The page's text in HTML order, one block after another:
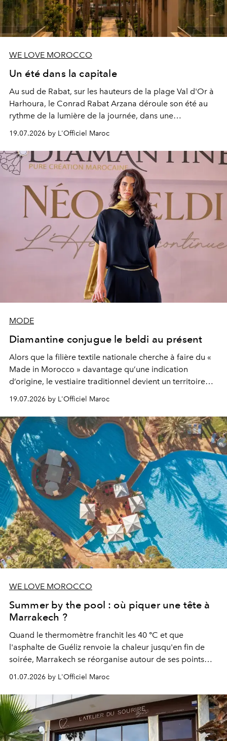
WE LOVE MOROCCO
Un été dans la capitale
Au sud de Rabat, sur les hauteurs de la plage Val d'Or à
Harhoura, le Conrad Rabat Arzana déroule son été au
rythme de la lumière de la journée, dans une
programmation pensée comme une succession de
rendez-vous avec l’océan.
19.07.2026 by L'Officiel Maroc
MODE
Diamantine conjugue le beldi au présent
Alors que la filière textile nationale cherche à faire du «
Made in Morocco » davantage qu’une indication
d’origine, le vestiaire traditionnel devient un territoire
d’expérimentation. Avec Néo Beldi, Diamantine en
révise les proportions et les usages pour l’inscrire dans
le quotidien contemporain, sans effacer la culture du
vêtement dont il procède.
19.07.2026 by L'Officiel Maroc
WE LOVE MOROCCO
Summer by the pool : où piquer une tête à
Marrakech ?
Quand le thermomètre franchit les 40 °C et que
l'asphalte de Guéliz renvoie la chaleur jusqu'en fin de
soirée, Marrakech se réorganise autour de ses points
d'eau. À l'Hivernage, le Es Saadi Marrakech Resort ouvre
les portes de son parc de huit hectares et de sa piscine
lagon de 2 400 m² avec trois formules Palace Day Pass
qui permettent d'y passer la journée.
01.07.2026 by L'Officiel Maroc